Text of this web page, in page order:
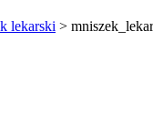
lekarski >